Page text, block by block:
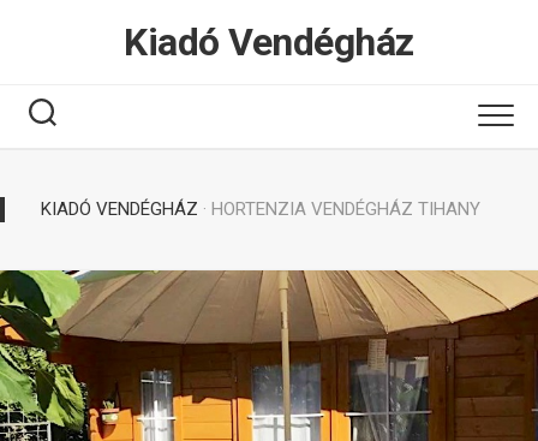
Kiadó Vendégház
KIADÓ VENDÉGHÁZ · HORTENZIA VENDÉGHÁZ TIHANY